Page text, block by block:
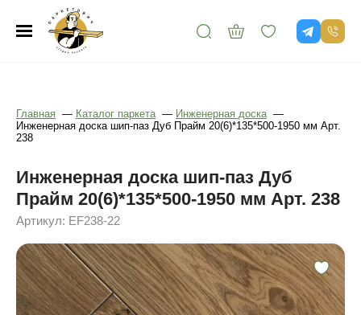
Главная — Каталог паркета — Инженерная доска —
Инженерная доска шип-паз Дуб Прайм 20(6)*135*500-1950 мм Арт.
238
Инженерная доска шип-паз Дуб
Прайм 20(6)*135*500-1950 мм Арт. 238
Артикул: EF238-22